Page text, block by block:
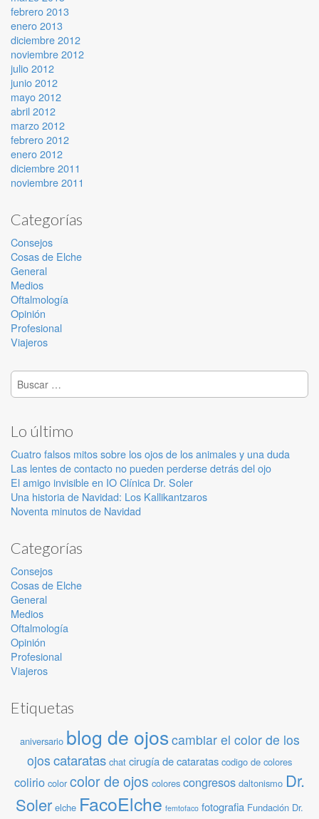
febrero 2013
enero 2013
diciembre 2012
noviembre 2012
julio 2012
junio 2012
mayo 2012
abril 2012
marzo 2012
febrero 2012
enero 2012
diciembre 2011
noviembre 2011
Categorías
Consejos
Cosas de Elche
General
Medios
Oftalmología
Opinión
Profesional
Viajeros
Buscar:
Lo último
Cuatro falsos mitos sobre los ojos de los animales y una duda
Las lentes de contacto no pueden perderse detrás del ojo
El amigo invisible en IO Clínica Dr. Soler
Una historia de Navidad: Los Kallikantzaros
Noventa minutos de Navidad
Categorías
Consejos
Cosas de Elche
General
Medios
Oftalmología
Opinión
Profesional
Viajeros
Etiquetas
aniversario blog de ojoscambiar el color de los
ojos cataratas chat cirugía de cataratas codigo de colores
colirio color color de ojos colores congresos daltonismo Dr.
Soler elche FacoElche femtofaco fotografia Fundación Dr.